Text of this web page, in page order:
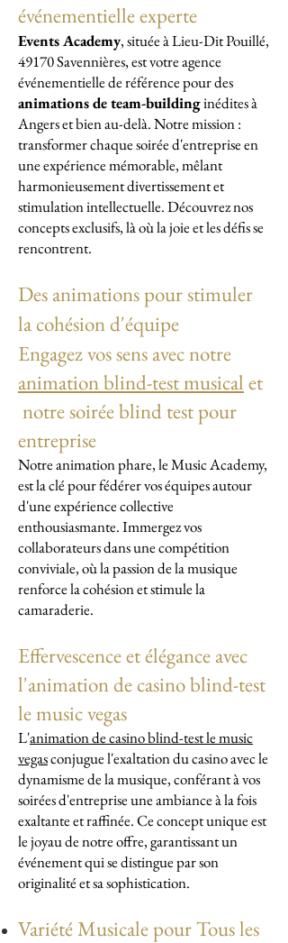
événementielle experte
Events Academy, située à Lieu-Dit Pouillé,
49170 Savennières, est votre agence
événementielle de référence pour des
animations de team-buildinginédites à
Angers et bien au-delà. Notre mission :
transformer chaque soirée d'entreprise en
une expérience mémorable, mêlant
harmonieusement divertissement et
stimulation intellectuelle. Découvrez nos
concepts exclusifs, là où la joie et les défis se
rencontrent.
Des animations pour stimuler
la cohésion d'équipe
Engagez vos sens avec notre
animation blind-test musical et
notre soirée blind test pour
entreprise
Notre animation phare, le Music Academy,
est la clé pour fédérer vos équipes autour
d'une expérience collective
enthousiasmante. Immergez vos
collaborateurs dans une compétition
conviviale, où la passion de la musique
renforce la cohésion et stimule la
camaraderie.
Effervescence et élégance avec
l'animation de casino blind-test
le music vegas
L'animation de casino blind-test le music
vegasconjugue l'exaltation du casino avec le
dynamisme de la musique, conférant à vos
soirées d'entreprise une ambiance à la fois
exaltante et raffinée. Ce concept unique est
le joyau de notre offre, garantissant un
événement qui se distingue par son
originalité et sa sophistication.
Variété Musicale pour Tous les